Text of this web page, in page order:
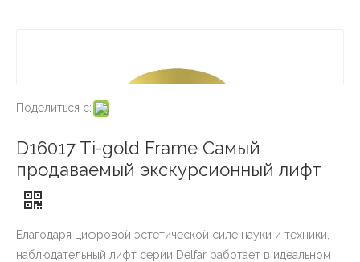
Поделиться с:
D16017 Ti-gold Frame Самый
продаваемый экскурсионный лифт
Благодаря цифровой эстетической силе науки и техники,
наблюдательный лифт серии Delfar работает в идеальном